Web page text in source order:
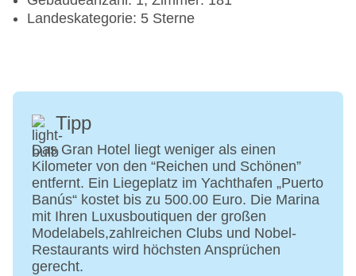
Landeskategorie: 5 Sterne
Tipp
Das Gran Hotel liegt weniger als einen
Kilometer von den “Reichen und Schönen”
entfernt. Ein Liegeplatz im Yachthafen „Puerto
Banús“ kostet bis zu 500.00 Euro. Die Marina
mit Ihren Luxusboutiquen der großen
Modelabels,zahlreichen Clubs und Nobel-
Restaurants wird höchsten Ansprüchen
gerecht.